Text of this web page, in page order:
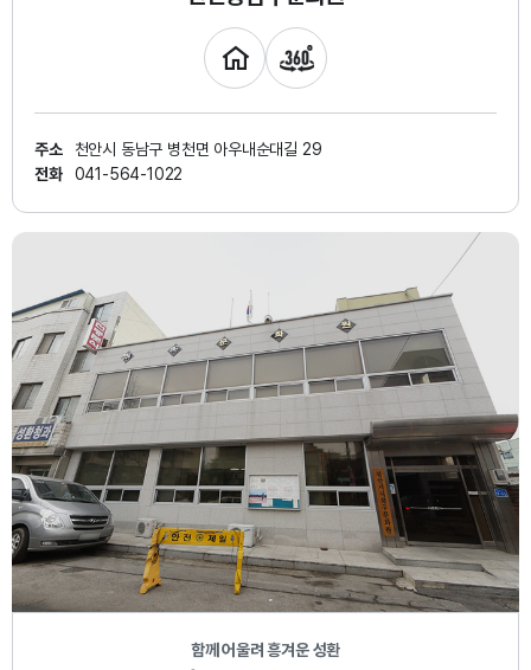
주소
천안시 동남구 병천면 아우내순대길 29
전화
041-564-1022
함께 어울려 흥겨운 성환